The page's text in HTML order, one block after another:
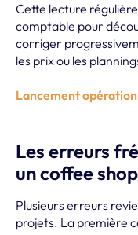
Cette lecture
comptable pour
corriger
les prix ou les
Lancement
Les erreurs
un coffee shop
Plusieurs erreurs
projets. La première